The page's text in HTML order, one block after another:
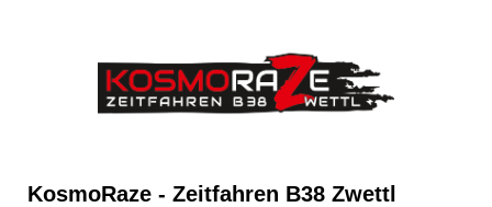
KosmoRaze - Zeitfahren B38 Zwettl